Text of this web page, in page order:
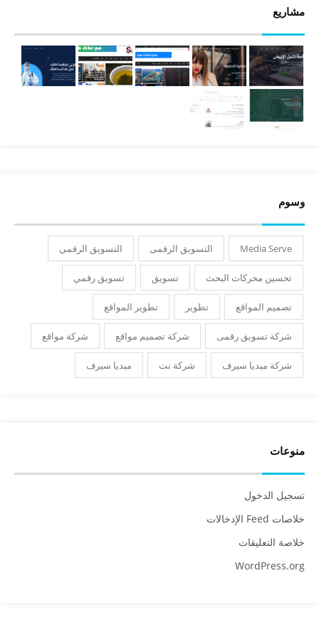
مشاريع
وسوم
Media Serve التسويق الرقمى التسويق الرقمي
تحسين محركات البحث تسويق تسويق رقمي
تصميم المواقع تطوير تطوير المواقع
شركة تسويق رقمى شركة تصميم مواقع شركة مواقع
شركة ميديا سيرف شركة نت ميديا سيرف
منوعات
تسجيل الدخول
خلاصات Feed الإدخالات
خلاصة التعليقات
WordPress.org